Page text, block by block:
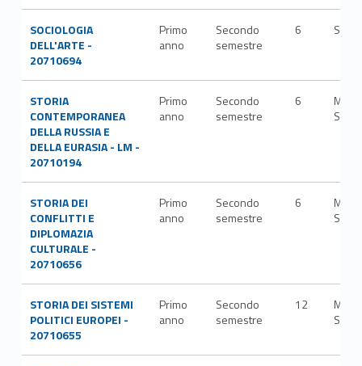
SOCIOLOGIA
DELL'ARTE -
20710694
Primo
anno
Secondo
semestre
6 SPS/
STORIA
CONTEMPORANEA
DELLA RUSSIA E
DELLA EURASIA - LM -
20710194
Primo
anno
Secondo
semestre
6
M-
STORIA DEI
CONFLITTI E
DIPLOMAZIA
CULTURALE -
20710656
Primo
anno
Secondo
semestre
6
M-
STORIA DEI SISTEMI
POLITICI EUROPEI -
20710655
Primo
anno
Secondo
semestre
12
M-